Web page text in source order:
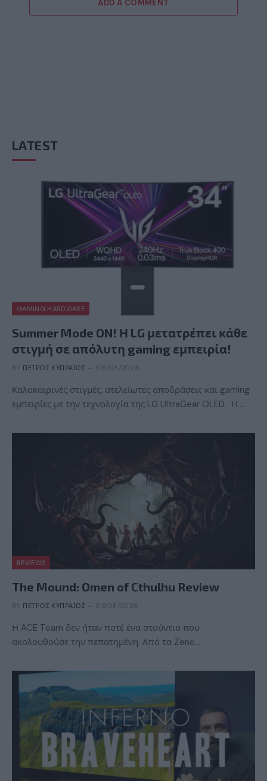
ADD A COMMENT
LATEST
GAMING HARDWARE
Summer Mode ON! Η LG μετατρέπει κάθε
στιγμή σε απόλυτη gaming εμπειρία!
BY ΠΈΤΡΟΣ ΚΥΠΡΑΊΟΣ 06/08/2026
Καλοκαιρινές στιγμές, ατελείωτες αποδράσεις και gaming
εμπειρίες με την τεχνολογία της LG UltraGear OLED. Η…
REVIEWS
The Mound: Omen of Cthulhu Review
BY ΠΈΤΡΟΣ ΚΥΠΡΑΊΟΣ 03/08/2026
Η ACE Team δεν ήταν ποτέ ένα στούντιο που
ακολουθούσε την πεπατημένη. Από τα Zeno…